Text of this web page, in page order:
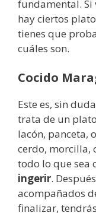
fundamental. Si
hay ciertos
tienes que
cuáles son.
Cocido
Este es, sin
trata de un
lacón, panceta,
cerdo, morcilla,
todo lo que sea
ingerir.
acompañados
finalizar,